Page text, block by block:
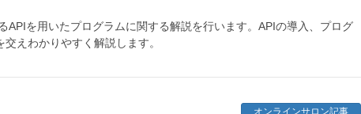
APIを用いたプログラムに関する解説を行います。APIの導入、プログ
えわかりやすく解説します。
オンラインサロン記事